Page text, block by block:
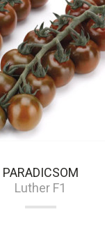
PARADICSOM
Luther F1